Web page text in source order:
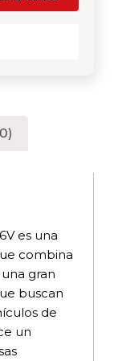
es una
combina
gran
buscan
de
un